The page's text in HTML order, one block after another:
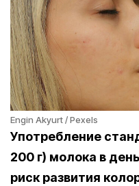
Engin Akyurt / Pexels
Употребление
200 г) молока в
риск развития